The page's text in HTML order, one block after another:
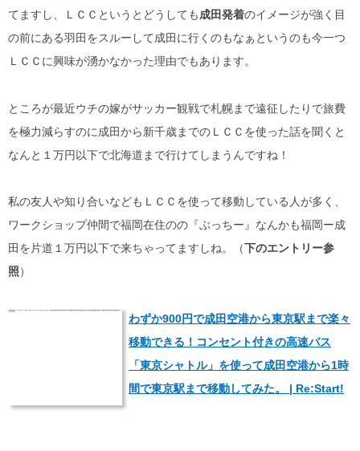
てますし、ＬＣＣというとどうしても成田発着のイメージが強く目
の前にある羽田をスルーして成田に行くのもなぁというのも今一つ
ＬＣＣに興味が湧かなかった理由でもあります。
ところが最近ウチの嫁がサッカー観戦で札幌まで遠征したりで旅費
を極力減らすのに成田から新千歳までのＬＣＣを使った話を聞くと
なんと１万円以下で北海道まで行けてしまうんですね！
私の友人や知り合いなどもＬＣＣを使って移動している人が多く、
ワークショップ仲間で福岡在住のの『ぶっちー』なんかも福岡ー成
田を片道１万円以下で来ちゃってますしね。（下のエントリー参
照）
わずか900円で成田空港から東京駅まで楽々
移動できる！コンセント付きの高速バス
「東京シャトル」を使って成田空港から1時
間で東京駅まで移動してみた。 | Re:Start!